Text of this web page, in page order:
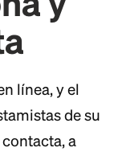
línea, y el
de su
a